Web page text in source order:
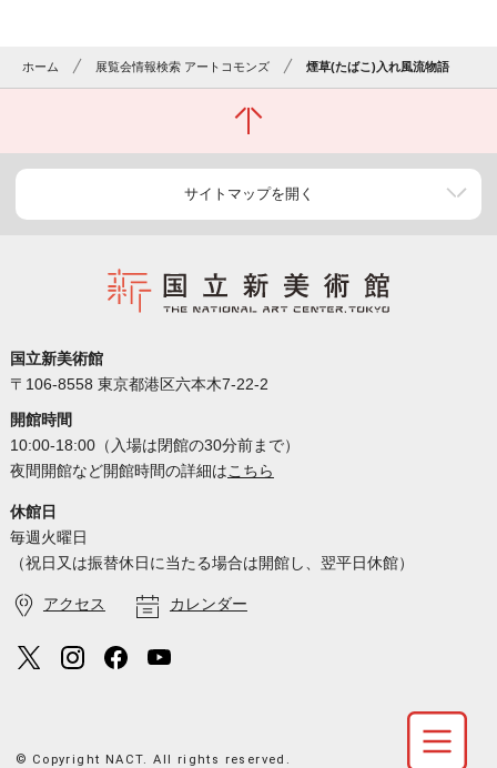
ホーム 展覧会情報検索 アートコモンズ 煙草(たばこ)入れ風流物語
サイトマップを開く
国立新美術館
〒106-8558 東京都港区六本木7-22-2
開館時間
10:00-18:00（入場は閉館の30分前まで）
夜間開館など開館時間の詳細はこちら
休館日
毎週火曜日
（祝日又は振替休日に当たる場合は開館し、翌平日休館）
アクセス カレンダー
© Copyright NACT. All rights reserved.